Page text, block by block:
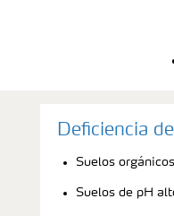
Deficiencia
Suelos orgánicos
Suelos de pH